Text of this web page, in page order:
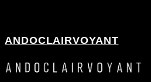
ANDOCLAIRVOYANT